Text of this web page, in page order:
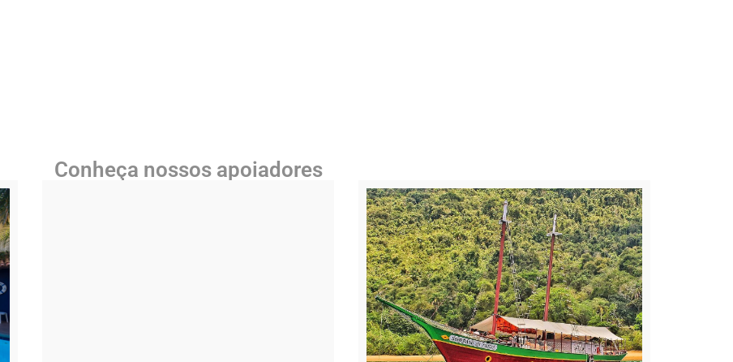
Conheça nossos apoiadores